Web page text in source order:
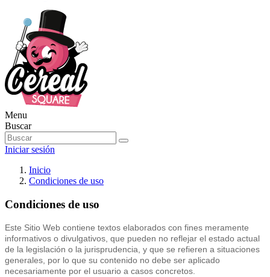
Menu
Buscar
Iniciar sesión
Inicio
Condiciones de uso
Condiciones de uso
Este Sitio Web contiene textos elaborados con fines meramente
informativos o divulgativos, que pueden no reflejar el estado actual
de la legislación o la jurisprudencia, y que se refieren a situaciones
generales, por lo que su contenido no debe ser aplicado
necesariamente por el usuario a casos concretos.